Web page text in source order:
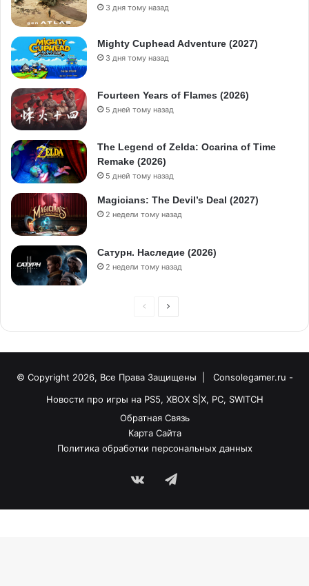
3 дня тому назад
Mighty Cuphead Adventure (2027)
3 дня тому назад
Fourteen Years of Flames (2026)
5 дней тому назад
The Legend of Zelda: Ocarina of Time
Remake (2026)
5 дней тому назад
Magicians: The Devil’s Deal (2027)
2 недели тому назад
Сатурн. Наследие (2026)
2 недели тому назад
© Copyright 2026, Все Права Защищены |
Consolegamer.ru -
Новости про игры на PS5, XBOX S|X, PC, SWITCH
Обратная Связь
Карта Сайта
Политика обработки персональных данных